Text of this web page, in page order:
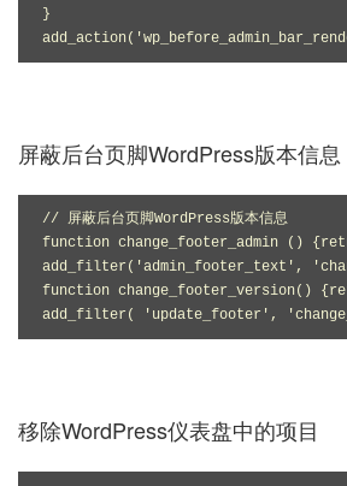
}
屏蔽后台页脚WordPress版本信息
// 屏蔽后台页脚WordPress版本信息
function change_footer_admin ()
add_filter('admin_footer_text',
function change_footer_version()
add_filter( 'update_footer',
移除WordPress仪表盘中的项目